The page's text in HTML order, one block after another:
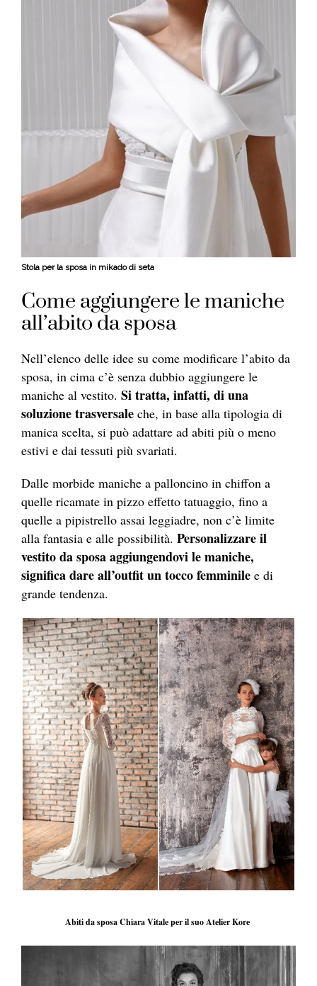
Stola per la sposa in mikado di seta
Come aggiungere le maniche
all’abito da sposa
Nell’elenco delle idee su come modificare l’abito da
sposa, in cima c’è senza dubbio aggiungere le
maniche al vestito. Si tratta, infatti, di una
soluzione trasversale che, in base alla tipologia di
manica scelta, si può adattare ad abiti più o meno
estivi e dai tessuti più svariati.
Dalle morbide maniche a palloncino in chiffon a
quelle ricamate in pizzo effetto tatuaggio, fino a
quelle a pipistrello assai leggiadre, non c’è limite
alla fantasia e alle possibilità. Personalizzare il
vestito da sposa aggiungendovi le maniche,
significa dare all’outfit un tocco femminile e di
grande tendenza.
Abiti da sposa Chiara Vitale per il suo Atelier Kore